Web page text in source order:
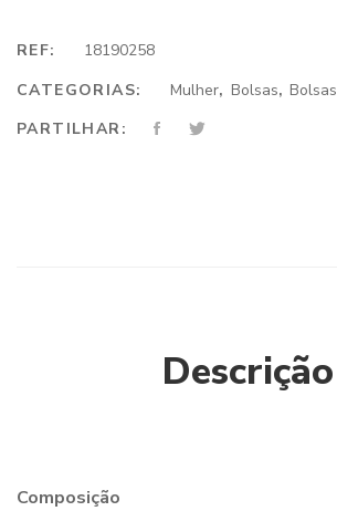
REF:
18190258
CATEGORIAS:
Mulher, Bolsas,Bolsas
PARTILHAR:
Descrição
Composição